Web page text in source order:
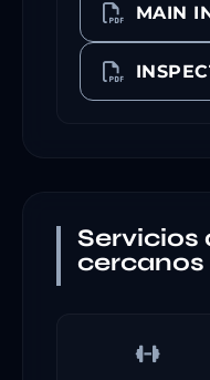
MAIN
Servicios
cercanos